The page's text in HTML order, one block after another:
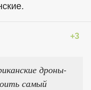
+3
дроны-
самый